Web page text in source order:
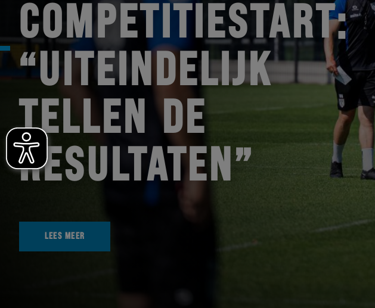
COMPETITIESTART:
“UITEINDELIJK
TELLEN DE
RESULTATEN”
LEES MEER